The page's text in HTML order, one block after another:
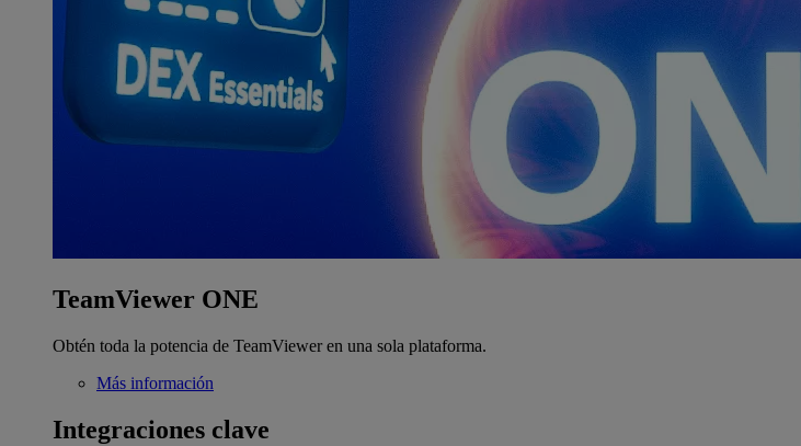
TeamViewer ONE
Obtén toda la potencia de TeamViewer en una sola plataforma.
Más información
Integraciones clave